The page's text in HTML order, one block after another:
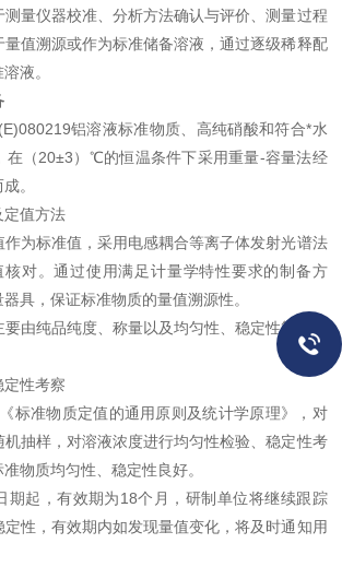
量仪器校准、分析方法确认与评价、测量过程
量值溯源或作为标准储备溶液，通过逐级稀释配
液。
铝溶液标准物质、高纯硝酸和符合*水
在（20±3）℃的恒温条件下采用重量-容量法经
。
定值方法
为标准值，采用电感耦合等离子体发射光谱法
核对。通过使用满足计量学特性要求的制备方
器具，保证标准物质的量值溯源性。
由纯品纯度、称量以及均匀性、稳定性等不确
定性考察
标准物质定值的通用原则及统计学原理》，对
抽样，对溶液浓度进行均匀性检验、稳定性考
物质均匀性、稳定性良好。
期起，有效期为18个月，研制单位将继续跟踪
性，有效期内如发现量值变化，将及时通知用